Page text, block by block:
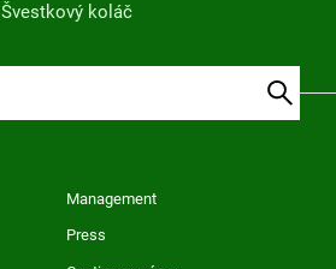
Švestkový koláč
Management
Press